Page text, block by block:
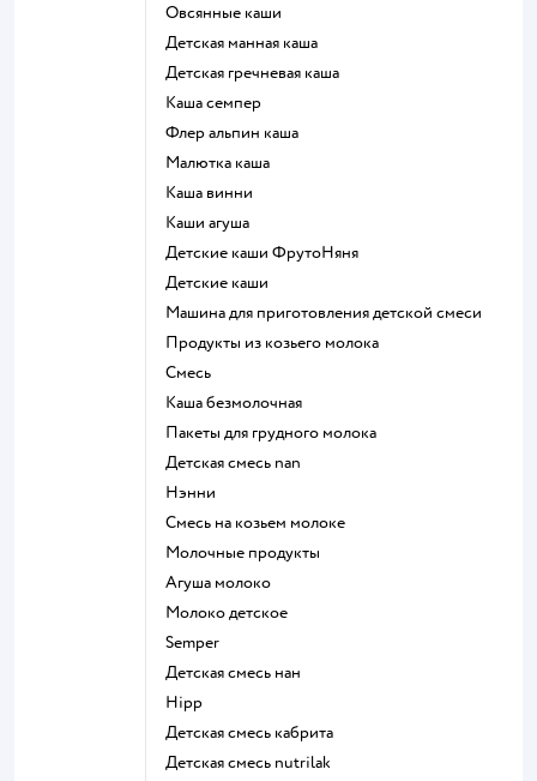
овсянные каши
детская манная каша
детская гречневая каша
каша семпер
флер альпин каша
малютка каша
каша винни
каши агуша
Детские каши ФрутоНяня
детские каши
машина для приготовления детской смеси
продукты из козьего молока
смесь
каша безмолочная
пакеты для грудного молока
детская смесь nan
нэнни
смесь на козьем молоке
молочные продукты
агуша молоко
молоко детское
semper
детская смесь нан
hipp
детская смесь кабрита
детская смесь nutrilak